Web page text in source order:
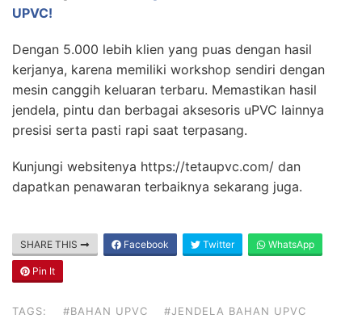
UPVC!
Dengan 5.000 lebih klien yang puas dengan hasil
kerjanya, karena memiliki workshop sendiri dengan
mesin canggih keluaran terbaru. Memastikan hasil
jendela, pintu dan berbagai aksesoris uPVC lainnya
presisi serta pasti rapi saat terpasang.
Kunjungi websitenya https://tetaupvc.com/ dan
dapatkan penawaran terbaiknya sekarang juga.
SHARE THIS Facebook Twitter WhatsApp
Pin It
TAGS: #BAHAN UPVC
#JENDELA BAHAN UPVC